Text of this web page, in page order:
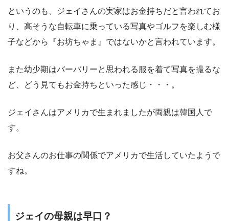
というのも、ジェイさんの実家はお金持ちだと言われてお
り、高そうな自転車に乗っている写真やゴルフを楽しむ様
子などから『お坊ちゃま』ではないかと言われています。
また幼少期はバーバリーと思われる服を着て写真を撮るな
ど、どう見てもお金持ちといった感じ・・・。
ジェイさんはアメリカで生まれましたが両親は韓国人で
す。
お父さんのお仕事の関係でアメリカで生活していたようで
すね。
ジェイの母親は早口？